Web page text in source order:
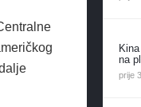
na
prije